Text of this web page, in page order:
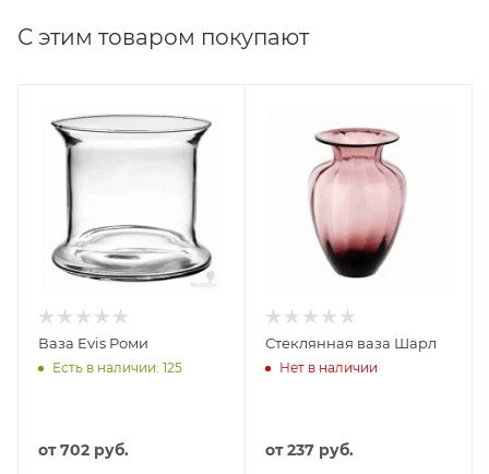
С этим товаром покупают
Ваза Evis Роми
Есть в наличии: 125
от702 руб.
Стеклянная ваза Шарл
Нет в наличии
от237 руб.